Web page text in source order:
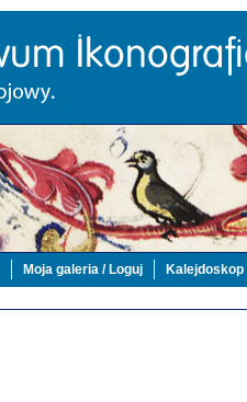
Moja galeria / Loguj Kalejdoskop